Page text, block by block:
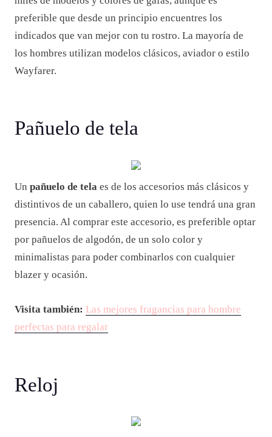
preferible que desde un principio encuentres los
indicados que van mejor con tu rostro. La mayoría de
los hombres utilizan modelos clásicos, aviador o estilo
Wayfarer.
Pañuelo de tela
Un pañuelo de tela es de los accesorios más clásicos y
distintivos de un caballero, quien lo use tendrá una gran
presencia. Al comprar este accesorio, es preferible optar
por pañuelos de algodón, de un solo color y
minimalistas para poder combinarlos con cualquier
blazer y ocasión.
Visita también: Las mejores fragancias para hombre
perfectas para regalar
Reloj